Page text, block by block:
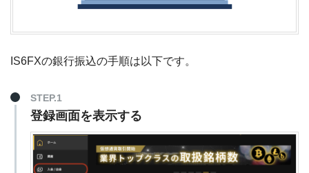
IS6FXの銀行振込の手順は以下です。
STEP.1
登録画面を表示する